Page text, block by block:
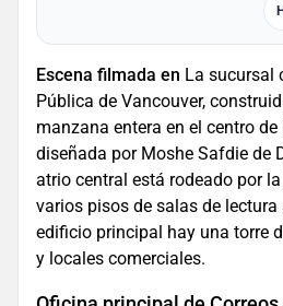
Escena filmada en La sucursal
Pública de Vancouver,
manzana entera en el centro
diseñada por Moshe Safdie de
atrio central está rodeado por
varios pisos de salas de
edificio principal hay una torre
y locales comerciales.